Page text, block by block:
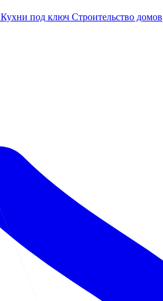
Кухни под ключ Строительство домов